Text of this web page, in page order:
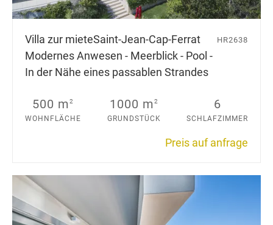
Villa zur mieteSaint-Jean-Cap-Ferrat
Modernes Anwesen - Meerblick - Pool -
In der Nähe eines passablen Strandes
HR2638
500 m2
WOHNFLÄCHE
1000 m2
GRUNDSTÜCK
6
SCHLAFZIMMER
Preis auf anfrage